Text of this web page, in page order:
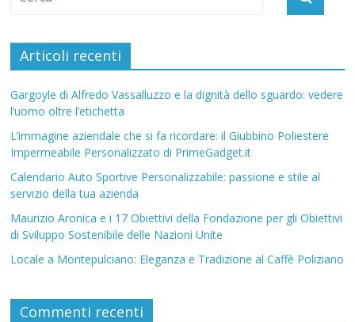
Articoli recenti
Gargoyle di Alfredo Vassalluzzo e la dignità dello sguardo: vedere
l’uomo oltre l’etichetta
L’immagine aziendale che si fa ricordare: il Giubbino Poliestere
Impermeabile Personalizzato di PrimeGadget.it
Calendario Auto Sportive Personalizzabile: passione e stile al
servizio della tua azienda
Maurizio Aronica e i 17 Obiettivi della Fondazione per gli Obiettivi
di Sviluppo Sostenibile delle Nazioni Unite
Locale a Montepulciano: Eleganza e Tradizione al Caffè Poliziano
Commenti recenti